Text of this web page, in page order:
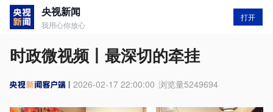
央视新闻
我用心你放心
打开
时政微视频丨最深切的牵挂
2026-02-17 22:00:00 浏览量5249694